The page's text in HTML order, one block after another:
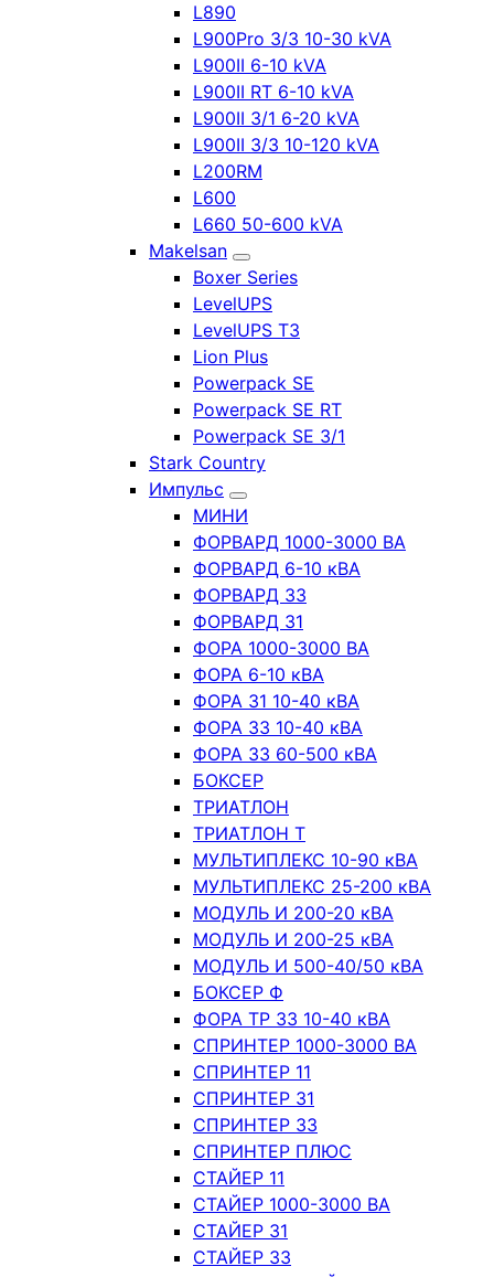
L890
L900Pro 3/3 10-30 kVA
L900II 6-10 kVA
L900II RT 6-10 kVA
L900II 3/1 6-20 kVA
L900II 3/3 10-120 kVA
L200RM
L600
L660 50-600 kVA
Makelsan
Boxer Series
LevelUPS
LevelUPS T3
Lion Plus
Powerpack SE
Powerpack SE RT
Powerpack SE 3/1
Stark Country
Импульс
МИНИ
ФОРВАРД 1000-3000 ВА
ФОРВАРД 6-10 кВА
ФОРВАРД 33
ФОРВАРД 31
ФОРА 1000-3000 ВА
ФОРА 6-10 кВА
ФОРА 31 10-40 кВА
ФОРА 33 10-40 кВА
ФОРА 33 60-500 кВА
БОКСЕР
ТРИАТЛОН
ТРИАТЛОН Т
МУЛЬТИПЛЕКС 10-90 кВА
МУЛЬТИПЛЕКС 25-200 кВА
МОДУЛЬ И 200-20 кВА
МОДУЛЬ И 200-25 кВА
МОДУЛЬ И 500-40/50 кВА
БОКСЕР Ф
ФОРА ТР 33 10-40 кВА
СПРИНТЕР 1000-3000 ВА
СПРИНТЕР 11
СПРИНТЕР 31
СПРИНТЕР 33
СПРИНТЕР ПЛЮС
СТАЙЕР 11
СТАЙЕР 1000-3000 ВА
СТАЙЕР 31
СТАЙЕР 33